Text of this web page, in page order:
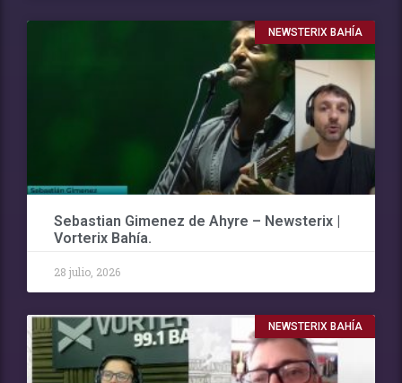
NEWSTERIX BAHÍA
Sebastian Gimenez de Ahyre – Newsterix |
Vorterix Bahía.
28 julio, 2026
NEWSTERIX BAHÍA